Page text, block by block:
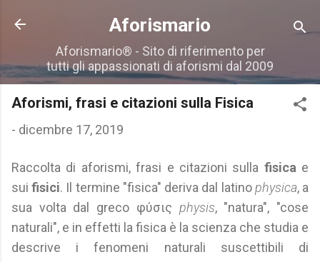
Passa ai contenuti principali
Aforismario
Aforismario® - Sito di riferimento per
tutti gli appassionati di aforismi dal 2009
Aforismi, frasi e citazioni sulla Fisica
- dicembre 17, 2019
Raccolta di aforismi, frasi e citazioni sulla fisica e
suifisici. Il termine "fisica" deriva dal latinophysica, a
sua volta dal greco φύσις physis, "natura", "cose
naturali", e in effetti la fisica è la scienza che studia e
descrive i fenomeni naturali suscettibili di